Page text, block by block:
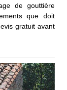
de gouttière
que doit
gratuit avant